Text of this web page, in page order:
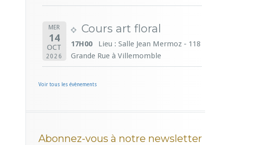
MER
14
OCT
2026
Cours art floral
17H00
Lieu : Salle Jean Mermoz - 118
Grande Rue à Villemomble
Voir tous les évènements
Abonnez-vous à notre newsletter